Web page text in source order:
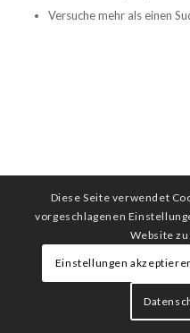
Versuche mehr als einen
Diese Seite verwendet
vorgeschlagenen
Website
Einstellungen